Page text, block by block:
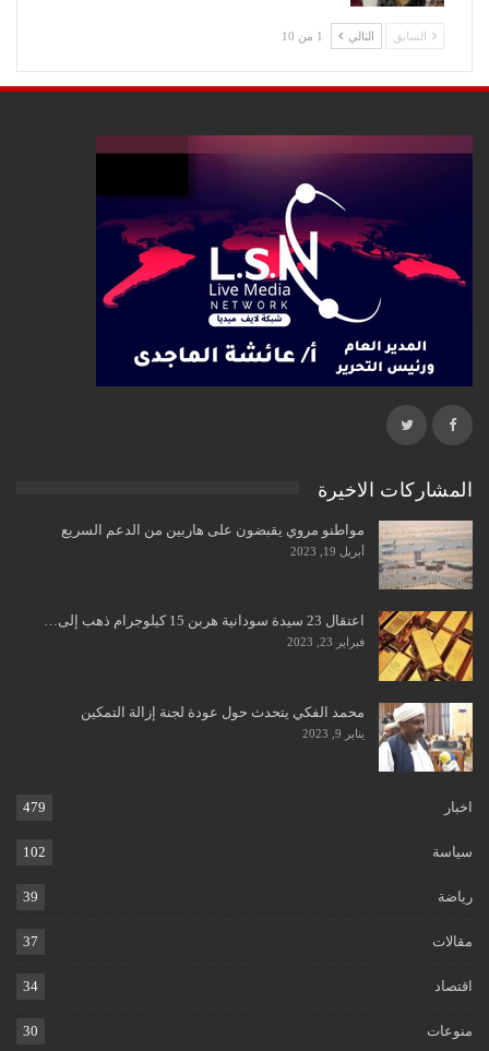
السابق التالي 1 من 10
المشاركات الاخيرة
مواطنو مروي يقبضون على هاربين من الدعم السريع
أبريل 19, 2023
اعتقال 23 سيدة سودانية هربن 15 كيلوجرام ذهب إلى…
فبراير 23, 2023
محمد الفكي يتحدث حول عودة لجنة إزالة التمكين
يناير 9, 2023
اخبار 479
سياسة 102
رياضة 39
مقالات 37
اقتصاد 34
منوعات 30